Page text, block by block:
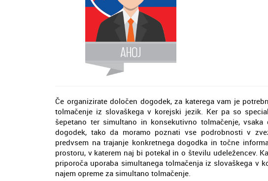
Če organizirate določen dogodek, za katerega vam je
tolmačenje iz slovaškega v korejski jezik. Ker pa so
šepetano ter simultano in konsekutivno tolmačenje,
dogodek, tako da moramo poznati vse podrobnosti v
predvsem na trajanje konkretnega dogodka in točne
prostoru, v katerem naj bi potekal in o številu udeležencev.
priporoča uporaba simultanega tolmačenja iz slovaškega v
najem opreme za simultano tolmačenje.